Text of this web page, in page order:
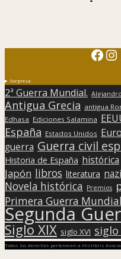
Sorpresa
2ª Guerra Mundial.
Antigua Grecia antigua
Edhasa Ediciones Salamina
España Estados Unidos
guerra Guerra civil
Historia de España histórica
Japón libros literatura
Novela histórica Premios
Primera Guerra Mundial
Segunda
Siglo XIX siglo XVI siglo
Todos los derechos pertenecen a Hislibris